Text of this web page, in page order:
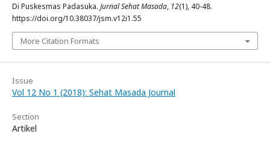
Di Puskesmas Padasuka. Jurnal Sehat Masada, 12(1), 40-48.
https://doi.org/10.38037/jsm.v12i1.55
More Citation Formats
Issue
Vol 12 No 1 (2018): Sehat Masada Journal
Section
Artikel